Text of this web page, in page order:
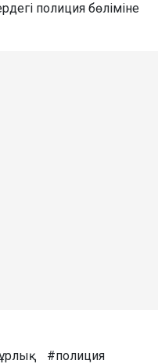
полиция бөліміне
#полиция